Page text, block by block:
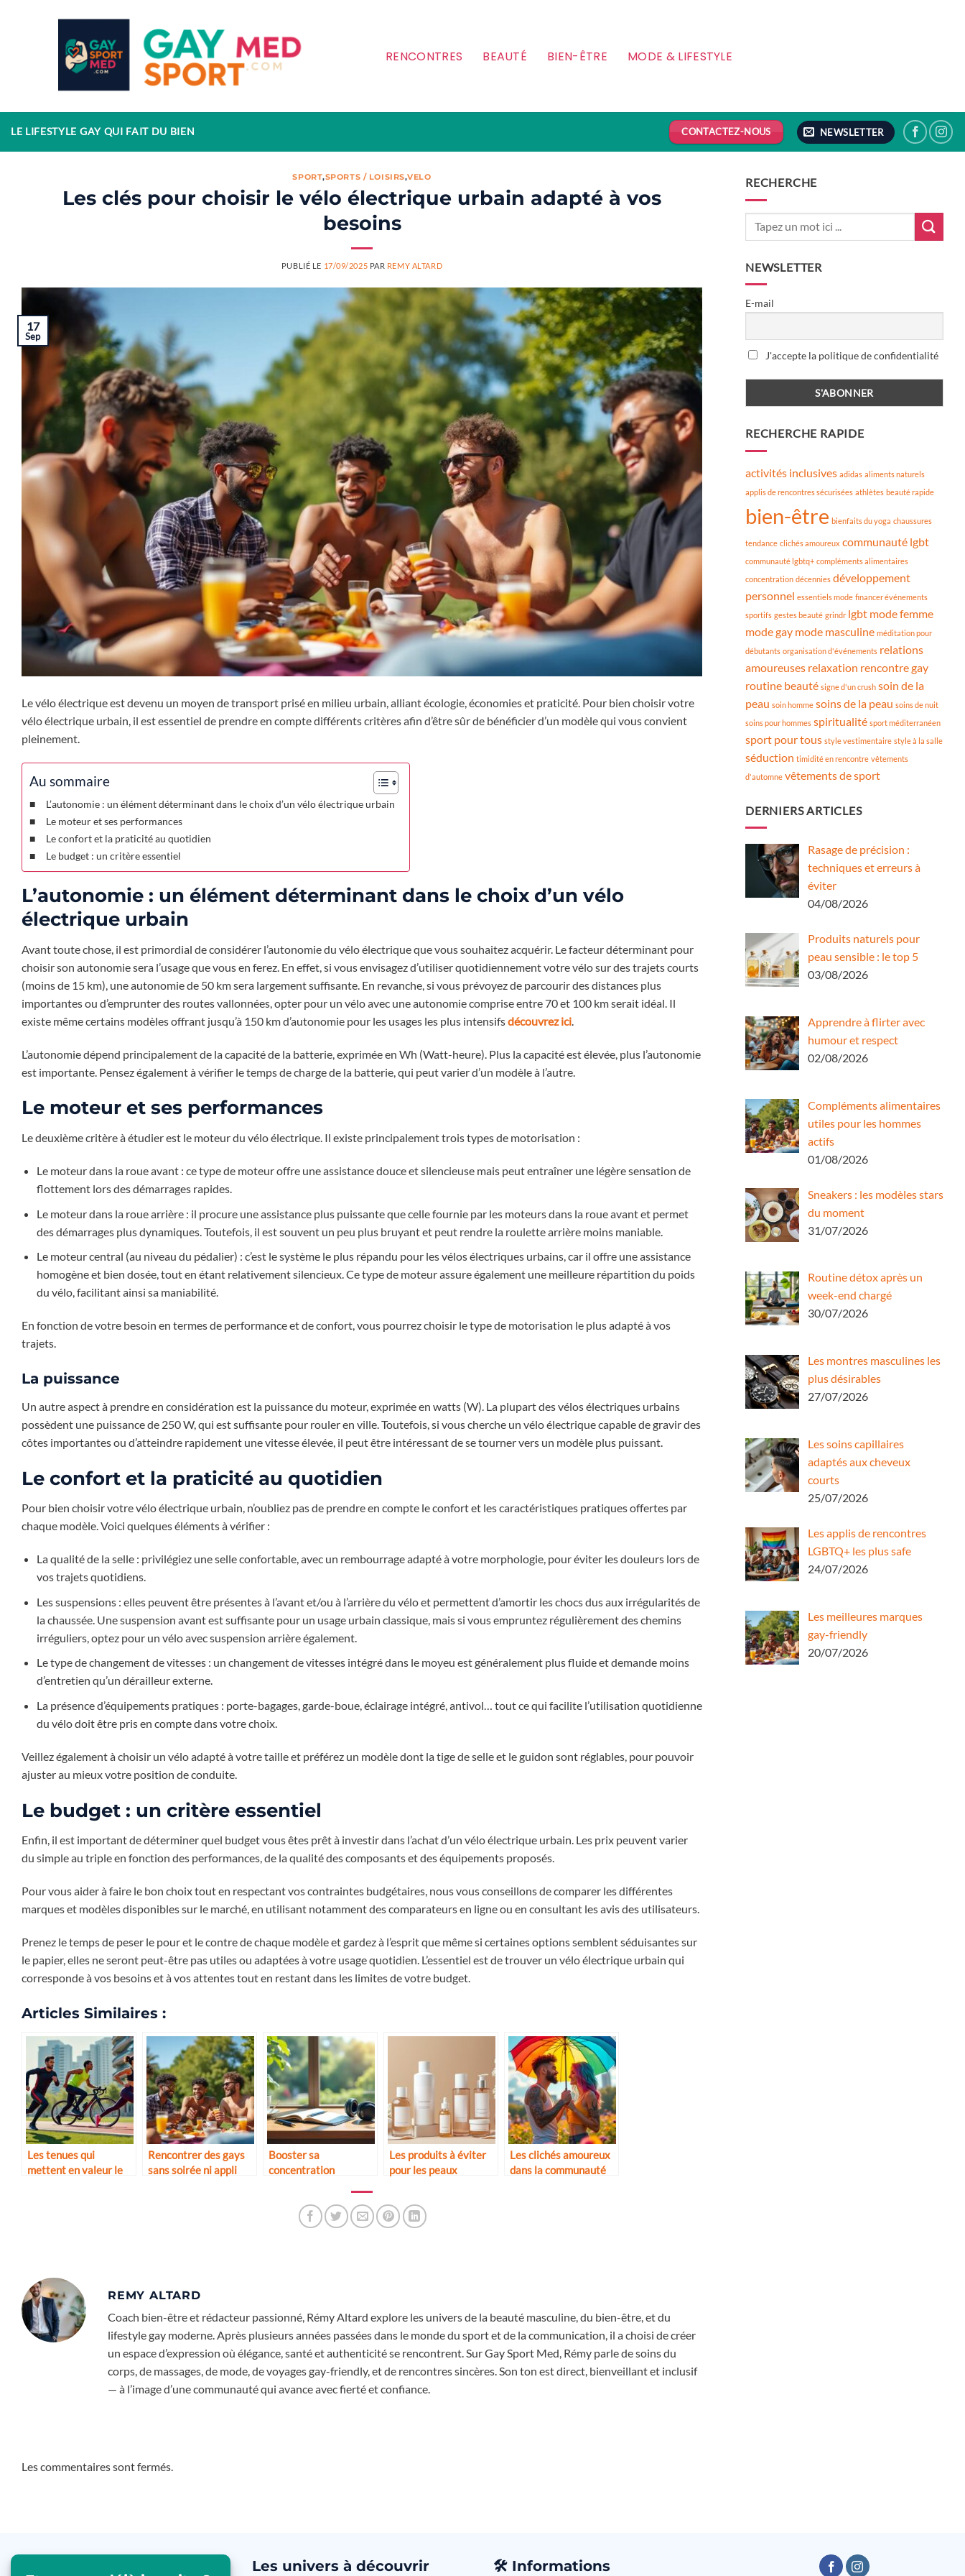
RENCONTRES BEAUTÉ BIEN-ÊTRE MODE & LIFESTYLE
LE LIFESTYLE GAY QUI FAIT DU BIEN CONTACTEZ-NOUS NEWSLETTER
SPORT,SPORTS / LOISIRS,VELO
Les clés pour choisir le vélo électrique urbain adapté à vos
besoins
PUBLIÉ LE 17/09/2025 PAR REMY ALTARD
17
Sep
Le vélo électrique est devenu un moyen de transport prisé en milieu urbain, alliant écologie, économies et praticité. Pour bien choisir votre
vélo électrique urbain, il est essentiel de prendre en compte différents critères afin d’être sûr de bénéficier d’un modèle qui vous convient
pleinement.
Au sommaire
L’autonomie : un élément déterminant dans le choix d’un vélo électrique urbain
Le moteur et ses performances
Le confort et la praticité au quotidien
Le budget : un critère essentiel
L’autonomie : un élément déterminant dans le choix d’un vélo
électrique urbain
Avant toute chose, il est primordial de considérer l’autonomie du vélo électrique que vous souhaitez acquérir. Le facteur déterminant pour
choisir son autonomie sera l’usage que vous en ferez. En effet, si vous envisagez d’utiliser quotidiennement votre vélo sur des trajets courts
(moins de 15 km), une autonomie de 50 km sera largement suffisante. En revanche, si vous prévoyez de parcourir des distances plus
importantes ou d’emprunter des routes vallonnées, opter pour un vélo avec une autonomie comprise entre 70 et 100 km serait idéal. Il
existe même certains modèles offrant jusqu’à 150 km d’autonomie pour les usages les plus intensifsdécouvrez ici
L’autonomie dépend principalement de la capacité de la batterie, exprimée en Wh (Watt-heure). Plus la capacité est élevée, plus l’autonomie
est importante. Pensez également à vérifier le temps de charge de la batterie, qui peut varier d’un modèle à l’autre.
Le moteur et ses performances
Le deuxième critère à étudier est le moteur du vélo électrique. Il existe principalement trois types de motorisation :
Le moteur dans la roue avant : ce type de moteur offre une assistance douce et silencieuse mais peut entraîner une légère sensation de
flottement lors des démarrages rapides.
Le moteur dans la roue arrière : il procure une assistance plus puissante que celle fournie par les moteurs dans la roue avant et permet
des démarrages plus dynamiques. Toutefois, il est souvent un peu plus bruyant et peut rendre la roulette arrière moins maniable.
Le moteur central (au niveau du pédalier) : c’est le système le plus répandu pour les vélos électriques urbains, car il offre une assistance
homogène et bien dosée, tout en étant relativement silencieux. Ce type de moteur assure également une meilleure répartition du poids
du vélo, facilitant ainsi sa maniabilité.
En fonction de votre besoin en termes de performance et de confort, vous pourrez choisir le type de motorisation le plus adapté à vos
trajets.
La puissance
Un autre aspect à prendre en considération est la puissance du moteur, exprimée en watts (W). La plupart des vélos électriques urbains
possèdent une puissance de 250 W, qui est suffisante pour rouler en ville. Toutefois, si vous cherche un vélo électrique capable de gravir des
côtes importantes ou d’atteindre rapidement une vitesse élevée, il peut être intéressant de se tourner vers un modèle plus puissant.
Le confort et la praticité au quotidien
Pour bien choisir votre vélo électrique urbain, n’oubliez pas de prendre en compte le confort et les caractéristiques pratiques offertes par
chaque modèle. Voici quelques éléments à vérifier :
La qualité de la selle : privilégiez une selle confortable, avec un rembourrage adapté à votre morphologie, pour éviter les douleurs lors de
vos trajets quotidiens.
Les suspensions : elles peuvent être présentes à l’avant et/ou à l’arrière du vélo et permettent d’amortir les chocs dus aux irrégularités de
la chaussée. Une suspension avant est suffisante pour un usage urbain classique, mais si vous empruntez régulièrement des chemins
irréguliers, optez pour un vélo avec suspension arrière également.
Le type de changement de vitesses : un changement de vitesses intégré dans le moyeu est généralement plus fluide et demande moins
d’entretien qu’un dérailleur externe.
La présence d’équipements pratiques : porte-bagages, garde-boue, éclairage intégré, antivol… tout ce qui facilite l’utilisation quotidienne
du vélo doit être pris en compte dans votre choix.
Veillez également à choisir un vélo adapté à votre taille et préférez un modèle dont la tige de selle et le guidon sont réglables, pour pouvoir
ajuster au mieux votre position de conduite.
Le budget : un critère essentiel
Enfin, il est important de déterminer quel budget vous êtes prêt à investir dans l’achat d’un vélo électrique urbain. Les prix peuvent varier
du simple au triple en fonction des performances, de la qualité des composants et des équipements proposés.
Pour vous aider à faire le bon choix tout en respectant vos contraintes budgétaires, nous vous conseillons de comparer les différentes
marques et modèles disponibles sur le marché, en utilisant notamment des comparateurs en ligne ou en consultant les avis des utilisateurs.
Prenez le temps de peser le pour et le contre de chaque modèle et gardez à l’esprit que même si certaines options semblent séduisantes sur
le papier, elles ne seront peut-être pas utiles ou adaptées à votre usage quotidien. L’essentiel est de trouver un vélo électrique urbain qui
corresponde à vos besoins et à vos attentes tout en restant dans les limites de votre budget.
Articles Similaires :
Les tenues qui
mettent en valeur le
Rencontrer des gays
sans soirée ni appli
Booster sa
concentration
Les produits à éviter
pour les peaux
Les clichés amoureux
dans la communauté
REMY ALTARD
Coach bien-être et rédacteur passionné, Rémy Altard explore les univers de la beauté masculine, du bien-être, et du
lifestyle gay moderne. Après plusieurs années passées dans le monde du sport et de la communication, il a choisi de créer
un espace d’expression où élégance, santé et authenticité se rencontrent. Sur Gay Sport Med, Rémy parle de soins du
corps, de massages, de mode, de voyages gay-friendly, et de rencontres sincères. Son ton est direct, bienveillant et inclusif
— à l’image d’une communauté qui avance avec fierté et confiance.
Les commentaires sont fermés.
RECHERCHE
NEWSLETTER
E-mail
J'accepte la politique de confidentialité
RECHERCHE RAPIDE
activités inclusives adidas aliments naturels
applis de rencontres sécurisées athlètes beauté rapide
bien-être bienfaits du yoga chaussures
tendance clichés amoureux communauté lgbt
communauté lgbtq+ compléments alimentaires
concentration décennies développement
personnel essentiels mode financer événements
sportifs gestes beauté grindr lgbt mode femme
mode gay mode masculine méditation pour
débutants organisation d'événements relations
amoureuses relaxation rencontre gay
routine beauté signe d'un crush soin de la
peau soin homme soins de la peau soins de nuit
soins pour hommes spiritualité sport méditerranéen
sport pour tous style vestimentaire style à la salle
séduction timidité en rencontre vêtements
d'automne vêtements de sport
DERNIERS ARTICLES
Rasage de précision :
techniques et erreurs à
éviter
04/08/2026
Produits naturels pour
peau sensible : le top 5
03/08/2026
Apprendre à flirter avec
humour et respect
02/08/2026
Compléments alimentaires
utiles pour les hommes
actifs
01/08/2026
Sneakers : les modèles stars
du moment
31/07/2026
Routine détox après un
week-end chargé
30/07/2026
Les montres masculines les
plus désirables
27/07/2026
Les soins capillaires
adaptés aux cheveux
courts
25/07/2026
Les applis de rencontres
LGBTQ+ les plus safe
24/07/2026
Les meilleures marques
gay-friendly
20/07/2026
Les univers à découvrir 🛠️ Informations